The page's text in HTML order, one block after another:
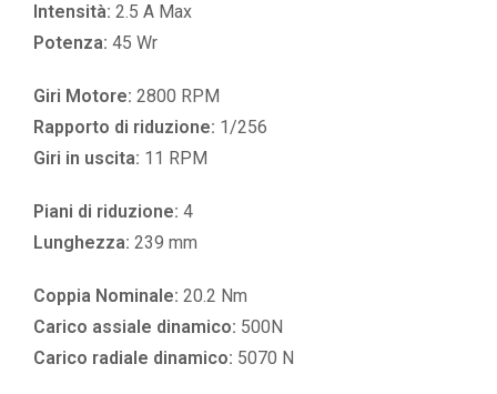
Intensità: 2.5 A Max
Potenza: 45 Wr
Giri Motore: 2800 RPM
Rapporto di riduzione: 1/256
Giri in uscita: 11 RPM
Piani di riduzione: 4
Lunghezza: 239 mm
Coppia Nominale: 20.2 Nm
Carico assiale dinamico: 500N
Carico radiale dinamico: 5070 N